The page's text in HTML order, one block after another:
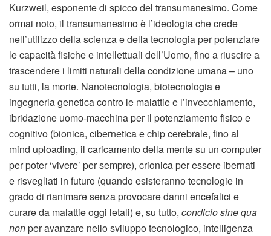
Kurzweil, esponente di spicco del transumanesimo. Come
ormai noto, il transumanesimo è l’ideologia che crede
nell’utilizzo della scienza e della tecnologia per potenziare
le capacità fisiche e intellettuali dell’Uomo, fino a riuscire a
trascendere i limiti naturali della condizione umana – uno
su tutti, la morte. Nanotecnologia, biotecnologia e
ingegneria genetica contro le malattie e l’invecchiamento,
ibridazione uomo-macchina per il potenziamento fisico e
cognitivo (bionica, cibernetica e chip cerebrale, fino al
mind uploading, il caricamento della mente su un computer
per poter ‘vivere’ per sempre), crionica per essere ibernati
e risvegliati in futuro (quando esisteranno tecnologie in
grado di rianimare senza provocare danni encefalici e
curare da malattie oggi letali) e, su tutto, condicio sine qua
nonper avanzare nello sviluppo tecnologico, intelligenza